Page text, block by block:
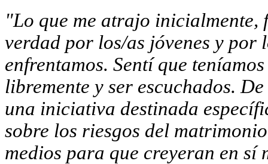
"Lo que me atrajo inicialmente,
verdad por los/as jóvenes y por
enfrentamos. Sentí que
libremente y ser escuchados.
una iniciativa destinada
sobre los riesgos del
medios para que creyeran en sí